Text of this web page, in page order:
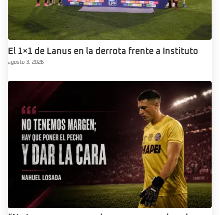
El 1×1 de Lanus en la derrota frente a Instituto
agosto 3, 2026